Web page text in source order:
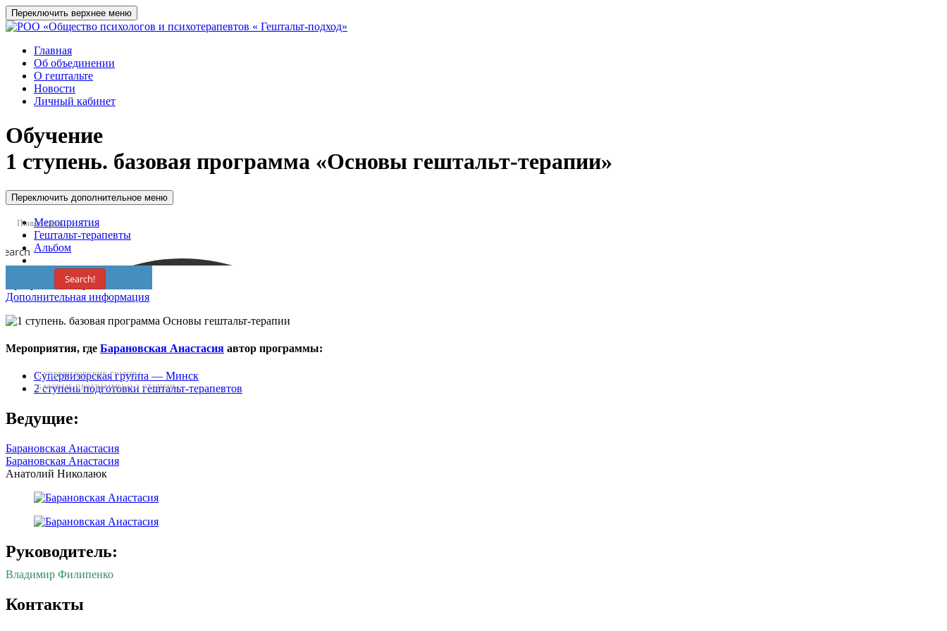
Переключить верхнее меню
Главная
Об объединении
О гештальте
Новости
Личный кабинет
Обучение
1 ступень. базовая программа «Основы гештальт-терапии»
Переключить дополнительное меню
Search!
Мероприятия
Гештальт-терапевты
Альбом
Программа завершена
Дополнительная информация
Мероприятия, где Барановская Анастасия автор программы:
Супервизорская группа — Минск
СУПЕРВИЗОРСКИЕ ГРУППЫ
2 ступень подготовки гештальт-терапевтов
БАЗОВЫЕ ПРОГРАММЫ (1-2 СТУПЕНЬ)
Ведущие:
Барановская Анастасия
Барановская Анастасия
Анатолий Николаюк
Руководитель:
Владимир Филипенко
Контакты